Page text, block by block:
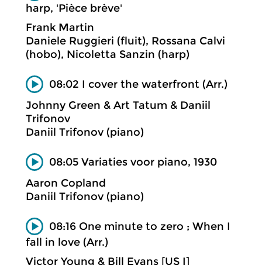
harp, 'Pièce brève'
Frank Martin
Daniele Ruggieri (fluit), Rossana Calvi
(hobo), Nicoletta Sanzin (harp)
08:02 I cover the waterfront (Arr.)
Johnny Green & Art Tatum & Daniil
Trifonov
Daniil Trifonov (piano)
08:05 Variaties voor piano, 1930
Aaron Copland
Daniil Trifonov (piano)
08:16 One minute to zero ; When I
fall in love (Arr.)
Victor Young & Bill Evans [US I]